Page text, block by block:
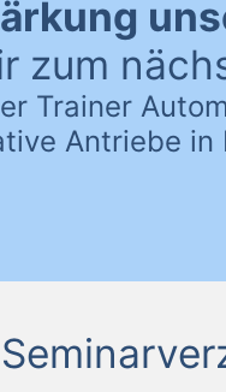
zum
Trainer
Antriebe in